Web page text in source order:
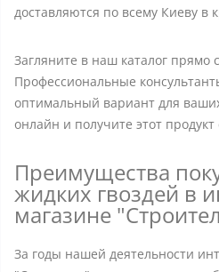
доставляются по всему Киеву в
Загляните в наш каталог прямо
Профессиональные
оптимальный вариант для
онлайн и получите этот
Преимущества
жидких гвоздей в
магазине
За годы нашей деятельности